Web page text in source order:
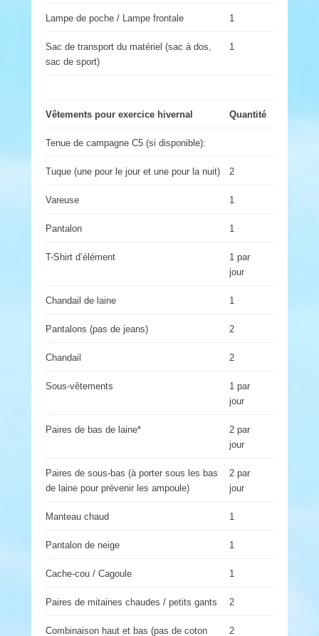
Lampe de poche / Lampe frontale 1
Sac de transport du matériel (sac à dos,
sac de sport)
1
Vêtements pour exercice hivernal Quantité
Tenue de campagne C5 (si disponible):
Tuque (une pour le jour et une pour la nuit) 2
Vareuse 1
Pantalon 1
T-Shirt d’élément
1 par
jour
Chandail de laine 1
Pantalons (pas de jeans) 2
Chandail 2
Sous-vêtements
1 par
jour
Paires de bas de laine*
2 par
jour
Paires de sous-bas (à porter sous les bas
de laine pour prévenir les ampoule)
2 par
jour
Manteau chaud 1
Pantalon de neige 1
Cache-cou / Cagoule 1
Paires de mitaines chaudes / petits gants 2
Combinaison haut et bas (pas de coton
2